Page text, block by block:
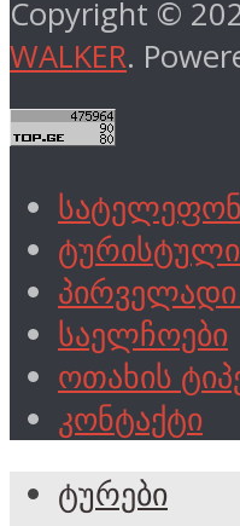
Copyright ©
WALKER.
პირველადი
საელჩოები
ოთახის
კონტაქტი
ტურები